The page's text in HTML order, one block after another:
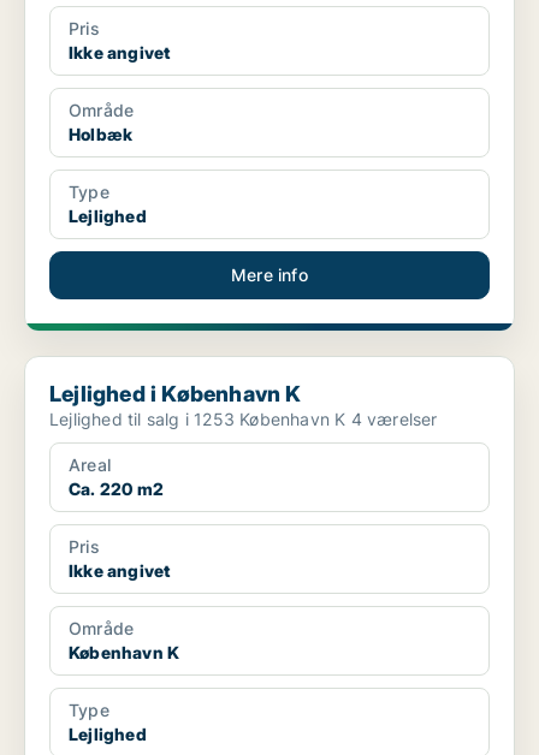
Pris
Ikke angivet
Område
Holbæk
Type
Lejlighed
Mere info
Lejlighed i København K
Lejlighed i København K
Lejlighed til salg i 1253 København K 4 værelser
Areal
Ca. 220 m2
Pris
Ikke angivet
Område
København K
Type
Lejlighed